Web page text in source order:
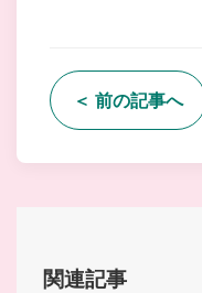
＜ 前の記事へ
関連記事